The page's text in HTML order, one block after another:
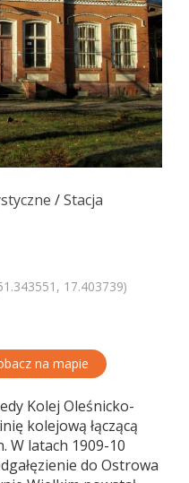
/Stacja
17.403739)
na mapie
Kolej Oleśnicko-
kolejową łączącą
W latach 1909-10
do Ostrowa